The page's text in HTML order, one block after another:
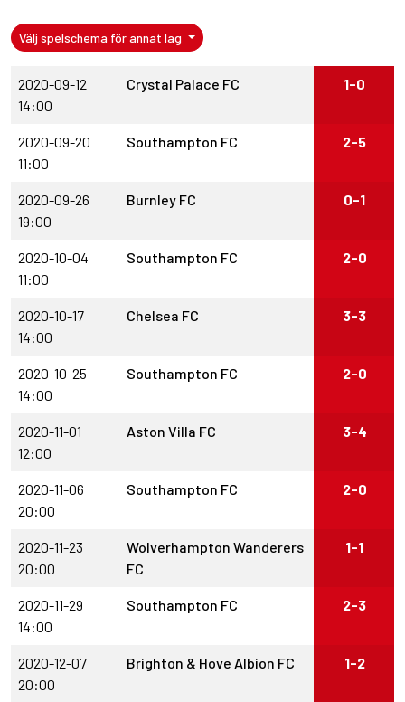
Välj spelschema för annat lag
2020-09-12
14:00
Crystal Palace FC 1-0
2020-09-20
11:00
Southampton FC 2-5
2020-09-26
19:00
Burnley FC 0-1
2020-10-04
11:00
Southampton FC 2-0
2020-10-17
14:00
Chelsea FC 3-3
2020-10-25
14:00
Southampton FC 2-0
2020-11-01
12:00
Aston Villa FC 3-4
2020-11-06
20:00
Southampton FC 2-0
2020-11-23
20:00
Wolverhampton Wanderers
FC
1-1
2020-11-29
14:00
Southampton FC 2-3
2020-12-07
20:00
Brighton & Hove Albion FC 1-2